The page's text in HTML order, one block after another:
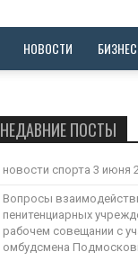
НОВОСТИ БИЗНЕС
НЕДАВНИЕ ПОСТЫ
новости спорта 3 июня
Вопросы
пенитенциарных
рабочем совещании с
омбудсмена